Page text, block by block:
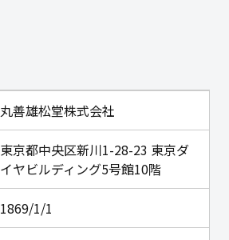
丸善雄松堂株式会社
東京都中央区新川1-28-23 東京ダ
イヤビルディング5号館10階
1869/1/1